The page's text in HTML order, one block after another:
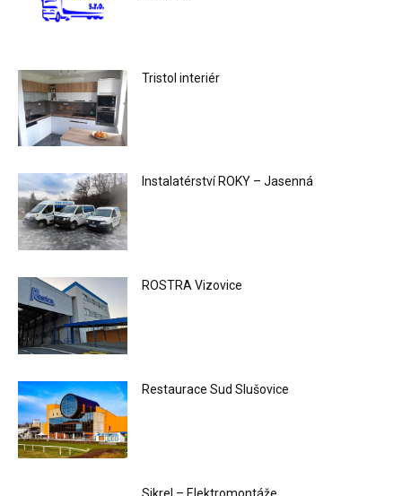
Tristol interiér
Instalatérství ROKY – Jasenná
ROSTRA Vizovice
Restaurace Sud Slušovice
Sikrel – Elektromontáže